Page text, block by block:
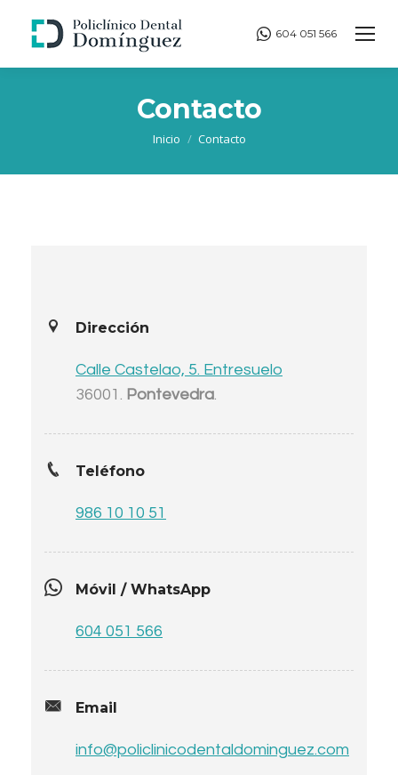
604 051 566
Contacto
Estás aquí:
Inicio Contacto
Dirección
Calle Castelao, 5. Entresuelo
36001. Pontevedra.
Teléfono
986 10 10 51
Móvil / WhatsApp
604 051 566
Email
info@policlinicodentaldominguez.com